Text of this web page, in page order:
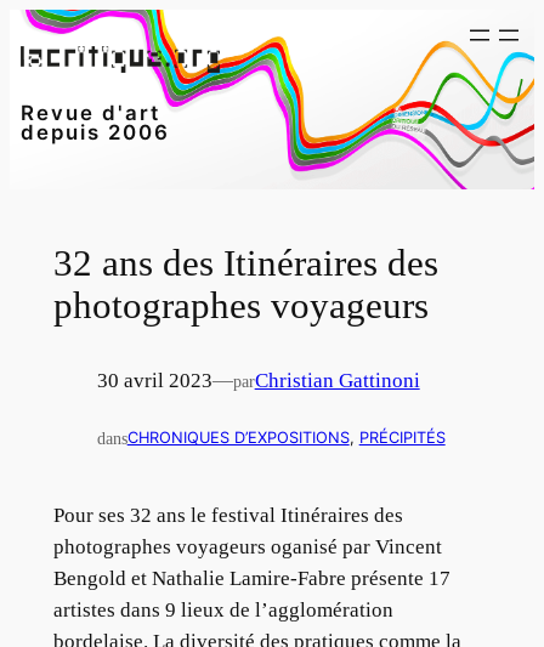
Aller
au
Revue d'art
depuis 2006
32 ans des Itinéraires des
photographes voyageurs
30 avril 2023—parChristian Gattinoni
dansCHRONIQUES D’EXPOSITIONS, PRÉCIPITÉS
Pour ses 32 ans le festival Itinéraires des
photographes voyageurs oganisé par Vincent
Bengold et Nathalie Lamire-Fabre présente 17
artistes dans 9 lieux de l’agglomération
bordelaise. La diversité des pratiques comme la